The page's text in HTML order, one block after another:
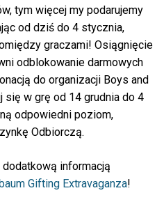
tym więcej my podarujemy
od dziś do 4 stycznia,
graczami! Osiągnięcie
odblokowanie darmowych
do organizacji Boys and
się w grę od 14 grudnia do 4
odpowiedni poziom,
Odbiorczą.
informacją
Gifting Extravaganza!